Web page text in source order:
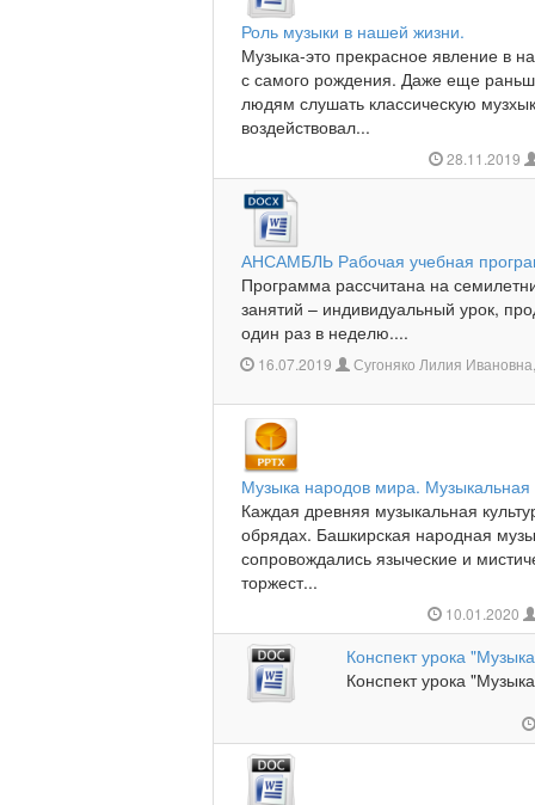
Роль музыки в нашей жизни.
Музыка-это прекрасное явление в
с самого рождения. Даже еще
людям слушать классическую
воздействовал...
28.11.2019
АНСАМБЛЬ Рабочая учебная
Программа рассчитана на
занятий – индивидуальный урок,
один раз в неделю....
16.07.2019 Сугоняко Лилия
Музыка народов мира. Музыкальная
Каждая древняя музыкальная
обрядах. Башкирская народная
сопровождались языческие и
торжест...
10.01.2020
Конспект урока
Конспект урока